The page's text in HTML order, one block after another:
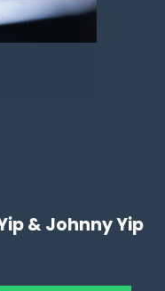
& Johnny Yip